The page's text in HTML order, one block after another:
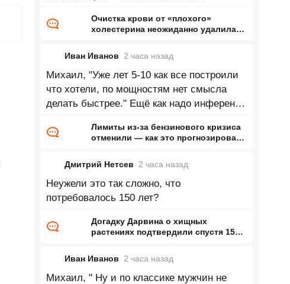
мм
Очистка крови от «плохого»
холестерина неожиданно удалила
Иван Иванов
2 часа назад
Михаил, "Уже лет 5-10 как все построили
что хотели, по мощностям нет смысла
делать быстрее." Ещё как надо инференс
Лимиты из-за бензинового кризиса
отменили — как это прогнозировал
Дмитрий Нетсев
2 часа назад
Неужели это так сложно, что
потребовалось 150 лет?
Догадку Дарвина о хищных
растениях подтвердили спустя 150
Иван Иванов
2 часа назад
Михаил, " Ну и по классике мужчин не